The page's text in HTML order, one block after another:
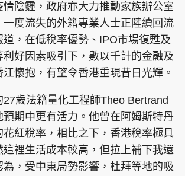
陰霾，政府亦大力推動家族辦公室
一度流失的外籍專業人士正陸續回流
道，在低稅率優勢、IPO市場復甦及
利好因素吸引下，數以千計的金融及
懷抱，有望令香港重現昔日光輝。
歲法籍量化工程師Theo Bertrand
預期中更有活力。他曾在阿姆斯特丹
花紅稅率，相比之下，香港稅率極具
這裡生活成本較高，但拉上補下我還
為，受中東局勢影響，杜拜等地的吸